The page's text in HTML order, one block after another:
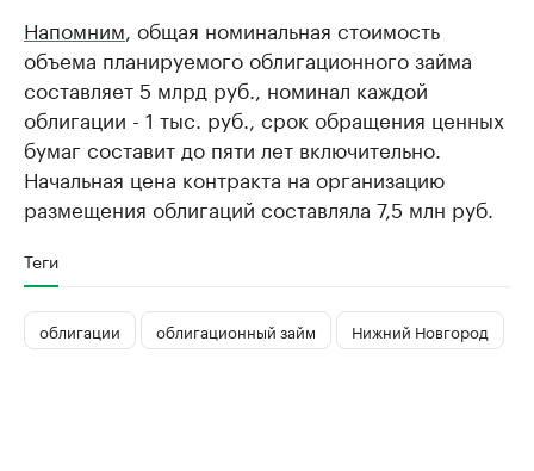
Напомним , общая номинальная стоимость
объема планируемого облигационного займа
составляет 5 млрд руб., номинал каждой
облигации - 1 тыс. руб., срок обращения ценных
бумаг составит до пяти лет включительно.
Начальная цена контракта на организацию
размещения облигаций составляла 7,5 млн руб.
Теги
облигации облигационный займ Нижний Новгород